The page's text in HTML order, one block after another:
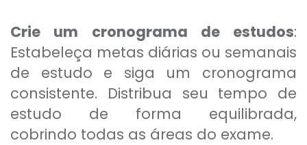
Crie um cronograma de estudos:
Estabeleça metas diárias ou semanais
de estudo e siga um cronograma
consistente. Distribua seu tempo de
estudo de forma equilibrada,
cobrindo todas as áreas do exame.